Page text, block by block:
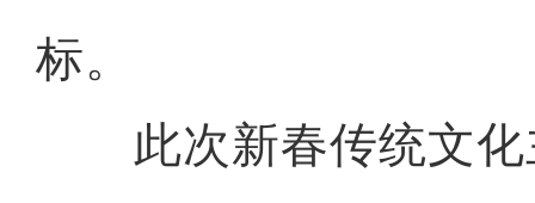
标。
此次新春传统文化